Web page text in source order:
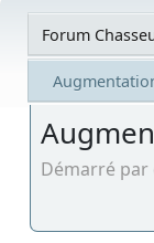
Forum
Démarré par